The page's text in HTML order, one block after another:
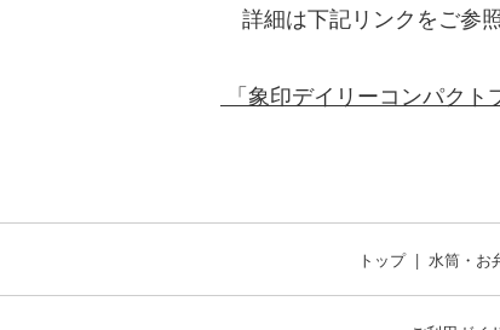
詳細は下記リンクをご参
「象印デイリーコンパク
トップ 水筒・お